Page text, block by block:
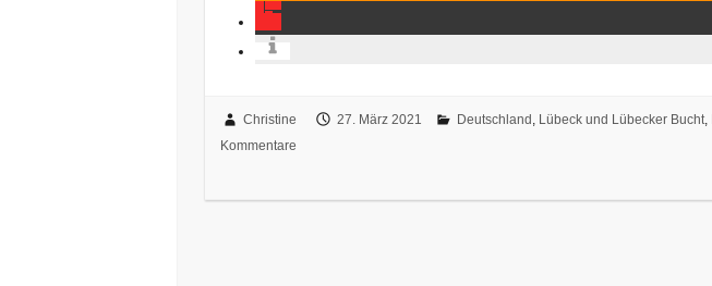
Christine 27. März 2021 Deutschland , Lübeck und Lübecker Bucht,
Kommentare